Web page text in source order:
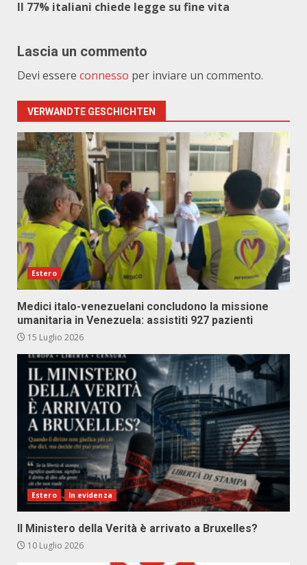
Il 77% italiani chiede legge su fine vita
Lascia un commento
Devi essere connesso per inviare un commento.
VERWANDTE GESCHICHTEN
Estero
Medici italo-venezuelani concludono la missione
umanitaria in Venezuela: assistiti 927 pazienti
15 Luglio 2026
Estero In evidenza
Il Ministero della Verità è arrivato a Bruxelles?
10 Luglio 2026